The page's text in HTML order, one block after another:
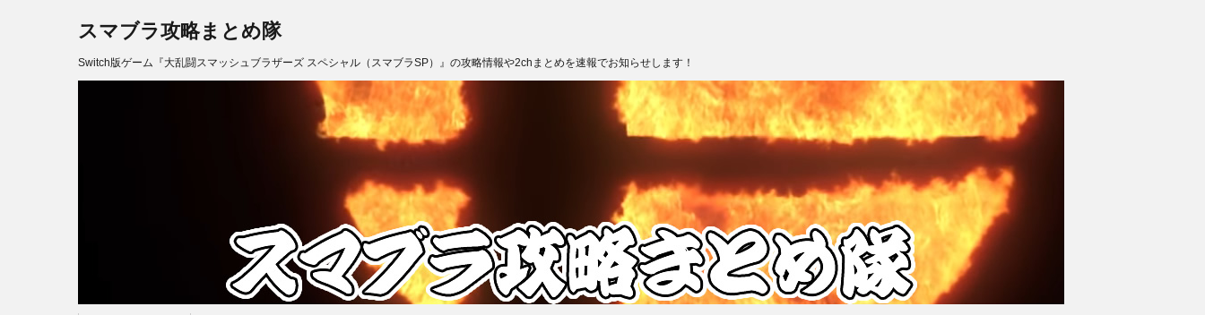
スマブラ攻略まとめ隊
Switch版ゲーム『大乱闘スマッシュブラザーズ スペシャル（スマブラSP）』の攻略情報や2chまとめを速報でお知らせします！